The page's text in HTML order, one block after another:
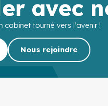
avec
cabinet tourné vers l’avenir !
Nous rejoindre